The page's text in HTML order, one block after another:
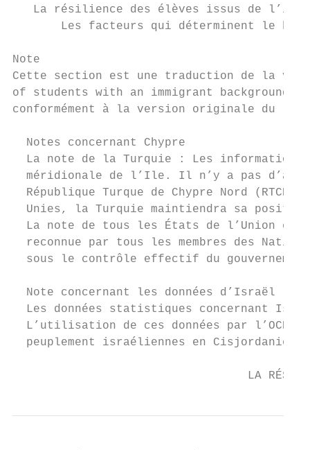
La résilience des élèves issus de
Les facteurs qui déterminent le
Note
Cette section est une traduction de la
of students with an immigrant background:
conformément à la version originale du
  Notes concernant Chypre
La note de la Turquie : Les
méridionale de l’Ile. Il n’y a pas
République Turque de Chypre Nord
Unies, la Turquie maintiendra sa
La note de tous les États de l’Union
reconnue par tous les membres des
sous le contrôle effectif du
  Note concernant les données d’Israël
Les données statistiques concernant
L’utilisation de ces données par l’OCDE
peuplement israéliennes en Cisjordanie
LA